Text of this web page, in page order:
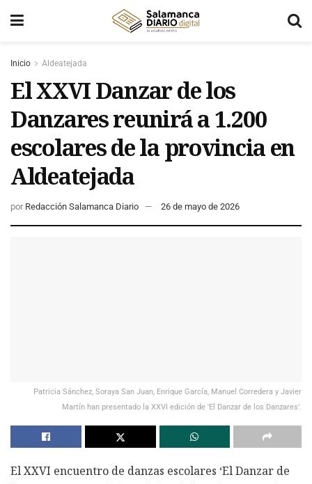
Inicio Aldeatejada
El XXVI Danzar de los
Danzares reunirá a 1.200
escolares de la provincia en
Aldeatejada
por Redacción Salamanca Diario 26 de mayo de 2026
Patricia Sánchez, Soraya San Juan, Enrique García, Manuel Corredera y Javier
Martín han presentado la XXVI edición de 'El Danzar de los Danzares'.
El XXVI encuentro de danzas escolares ‘El Danzar de